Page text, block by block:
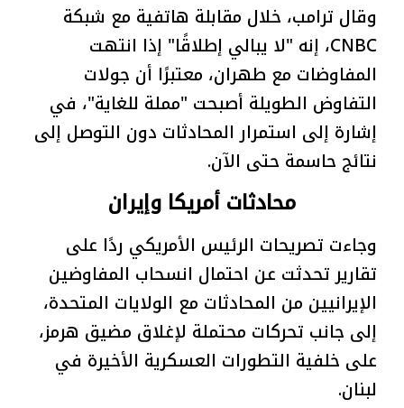
وقال ترامب، خلال مقابلة هاتفية مع شبكة
CNBC، إنه "لا يبالي إطلاقًا" إذا انتهت
المفاوضات مع طهران، معتبرًا أن جولات
التفاوض الطويلة أصبحت "مملة للغاية"، في
إشارة إلى استمرار المحادثات دون التوصل إلى
نتائج حاسمة حتى الآن.
محادثات أمريكا وإيران
وجاءت تصريحات الرئيس الأمريكي ردًا على
تقارير تحدثت عن احتمال انسحاب المفاوضين
الإيرانيين من المحادثات مع الولايات المتحدة،
إلى جانب تحركات محتملة لإغلاق مضيق هرمز،
على خلفية التطورات العسكرية الأخيرة في
لبنان.